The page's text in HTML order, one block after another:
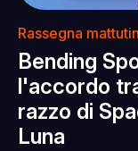
Rassegna
Bending
l'accordo
razzo di
Luna